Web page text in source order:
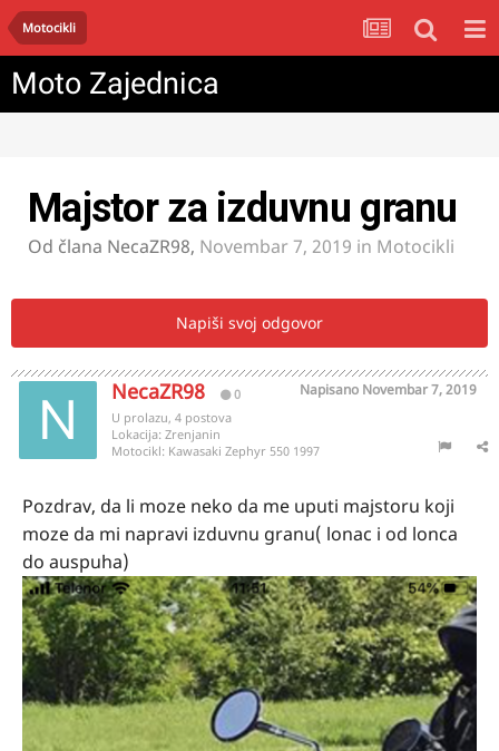
Motocikli
Moto Zajednica
Majstor za izduvnu granu
Od člana NecaZR98, Novembar 7, 2019 in Motocikli
Napiši svoj odgovor
NecaZR98 0 Napisano Novembar 7, 2019
U prolazu, 4 postova
Lokacija: Zrenjanin
Motocikl: Kawasaki Zephyr 550 1997
Pozdrav, da li moze neko da me uputi majstoru koji
moze da mi napravi izduvnu granu( lonac i od lonca
do auspuha)